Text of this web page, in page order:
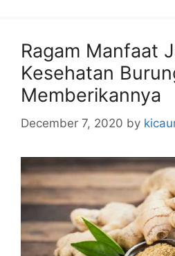
Ragam Manfaat
Kesehatan
Memberikannya
December 7, 2020 by